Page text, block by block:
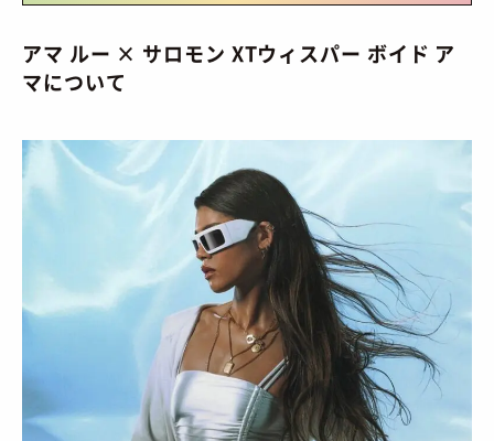
アマ ルー × サロモン XTウィスパー ボイド ア
マについて